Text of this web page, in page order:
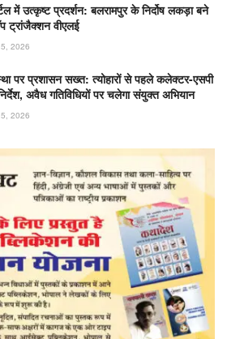
में उत्कृष्ट प्रदर्शन: बलरामपुर के निर्दोष लकड़ा बने
ट्रांजैक्शन वीएलई
2026
पर प्रशासन सख्त: त्योहारों से पहले कलेक्टर-एसपी
अवैध गतिविधियों पर चलेगा संयुक्त अभियान
2026